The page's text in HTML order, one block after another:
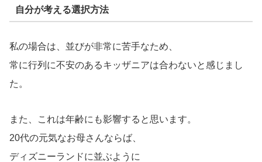
自分が考える選択方法
私の場合は、並びが非常に苦手なため、
常に行列に不安のあるキッザニアは合わないと感じまし
た。
また、これは年齢にも影響すると思います。
20代の元気なお母さんならば、
ディズニーランドに並ぶように